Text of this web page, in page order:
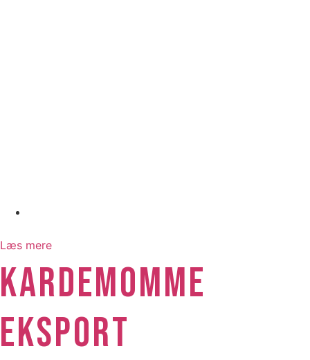
Læs mere
KARDEMOMME
EKSPORT